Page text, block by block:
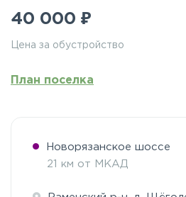
40 000 ₽
Цена за обустройство
План поселка
Новорязанское шоссе
21 км от МКАД